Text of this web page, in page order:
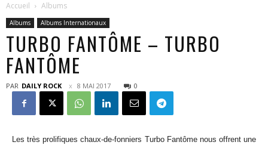
Accueil Albums
Albums Albums Internationaux
TURBO FANTÔME – TURBO
FANTÔME
PAR DAILY ROCK 8 MAI 2017 0
Les très prolifiques chaux-de-fonniers Turbo Fantôme nous offrent une